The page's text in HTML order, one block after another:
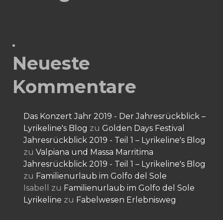
Neueste
Kommentare
Das Konzert Jahr 2019 - Der Jahresrückblick –
Lyrikeline's Blog zu Golden Days Festival
Jahresrückblick 2019 - Teil 1 – Lyrikeline's Blog
zu Valpiana und Massa Marritima
Jahresrückblick 2019 - Teil 1 – Lyrikeline's Blog
zu Familienurlaub im Golfo del Sole
Isabell
zu Familienurlaub im Golfo del Sole
Lyrikeline zu Fabelwesen Erlebnisweg